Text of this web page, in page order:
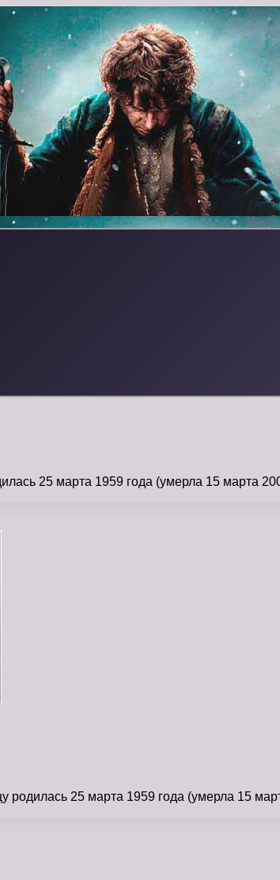
25 марта 1959 года (умерла 15 марта
25 марта 1959 года (умерла 15